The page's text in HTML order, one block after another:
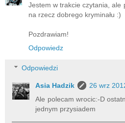
Jestem w trakcie czytania, ale
na rzecz dobrego kryminału :)
Pozdrawiam!
Odpowiedz
Odpowiedzi
Asia Hadzik
26 wrz
Ale polecam wrocic:-D
jednym przysiadem